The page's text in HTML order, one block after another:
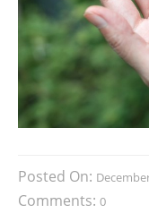
Posted On:
Comments: 0